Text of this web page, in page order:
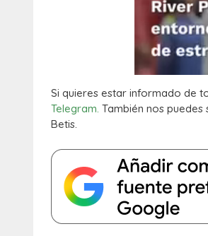
Si quieres estar informado de
Telegram. También nos puedes
Betis.